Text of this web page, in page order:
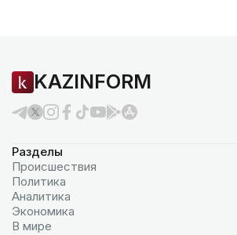
KAZINFORM
Разделы
Происшествия
Политика
Аналитика
Экономика
В мире